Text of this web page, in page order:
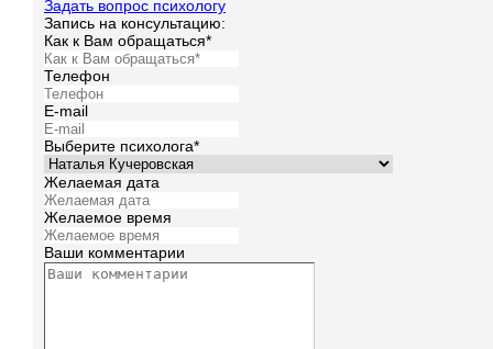
Задать вопрос психологу
Запись на консультацию:
Как к Вам обращаться*
Телефон
E-mail
Выберите психолога*
Желаемая дата
Желаемое время
Ваши комментарии